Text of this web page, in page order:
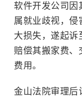
软件开发公司因
属就业歧视，侵
大损失，遂起诉
赔偿其搬家费、
费用。
金山法院审理后